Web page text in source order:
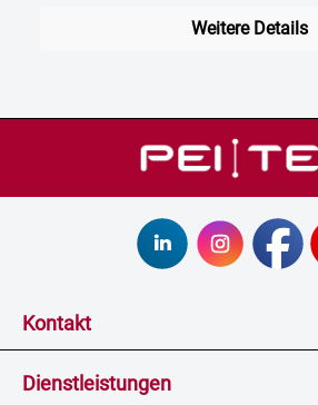
Weitere Details
Kontakt
Dienstleistungen